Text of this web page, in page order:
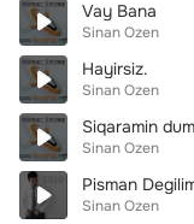
Vay Bana
Sinan Ozen
Hayirsiz.
Sinan Ozen
Siqaramin
Sinan Ozen
Pisman
Sinan Ozen